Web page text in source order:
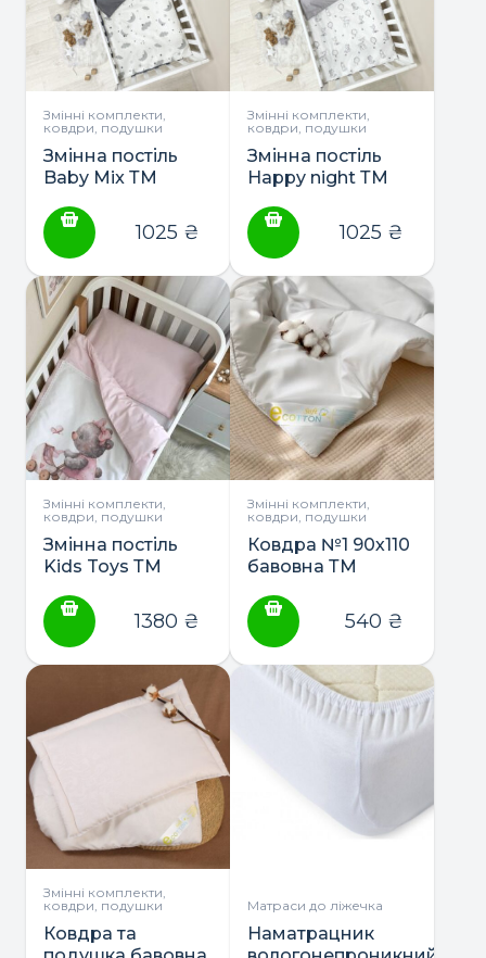
Змінні комплекти,
ковдри, подушки
Змінна постіль
Baby Mix ТМ
1025 ₴
Змінні комплекти,
ковдри, подушки
Змінна постіль
Happy night ТМ
1025 ₴
Змінні комплекти,
ковдри, подушки
Змінна постіль
Kids Toys ТМ
1380 ₴
Змінні комплекти,
ковдри, подушки
Ковдра №1 90х110
бавовна ТМ
540 ₴
Змінні комплекти,
ковдри, подушки
Ковдра та
Матраси до ліжечка
Наматрацник